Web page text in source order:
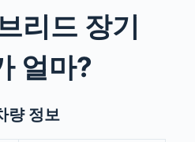
리드 장기
얼마?
량 정보